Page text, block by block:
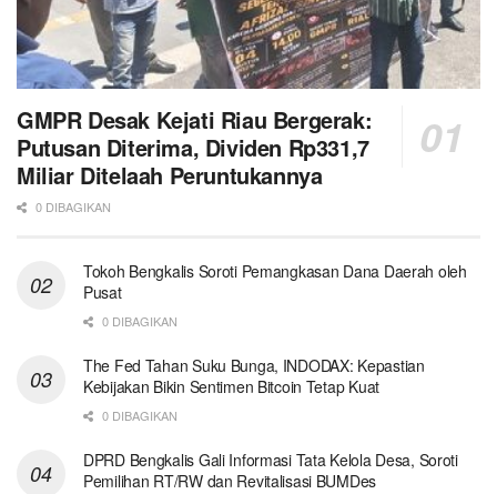
GMPR Desak Kejati Riau Bergerak:
Putusan Diterima, Dividen Rp331,7
Miliar Ditelaah Peruntukannya
0 DIBAGIKAN
Tokoh Bengkalis Soroti Pemangkasan Dana Daerah oleh
Pusat
0 DIBAGIKAN
The Fed Tahan Suku Bunga, INDODAX: Kepastian
Kebijakan Bikin Sentimen Bitcoin Tetap Kuat
0 DIBAGIKAN
DPRD Bengkalis Gali Informasi Tata Kelola Desa, Soroti
Pemilihan RT/RW dan Revitalisasi BUMDes